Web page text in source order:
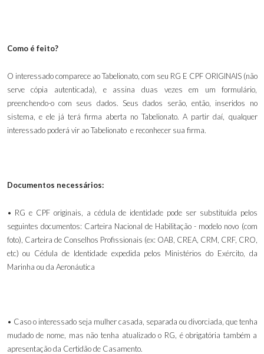
Como é feito?
O interessado comparece ao Tabelionato, com seu RG E CPF ORIGINAIS (não
serve cópia autenticada), e assina duas vezes em um formulário,
preenchendo-o com seus dados. Seus dados serão, então, inseridos no
sistema, e ele já terá firma aberta no Tabelionato. A partir daí, qualquer
interessado poderá vir ao Tabelionato e reconhecer sua firma.
Documentos necessários:
• RG e CPF originais, a cédula de identidade pode ser substituída pelos
seguintes documentos: Carteira Nacional de Habilitação - modelo novo (com
foto), Carteira de Conselhos Profissionais (ex: OAB, CREA, CRM, CRF, CRO,
etc)ou Cédula de Identidade expedida pelos Ministérios do Exército, da
Marinha ou da Aeronáutica
• Caso o interessado seja mulher casada, separada ou divorciada, que tenha
mudado de nome, mas não tenha atualizado o RG, é obrigatória também a
apresentação da Certidão de Casamento.